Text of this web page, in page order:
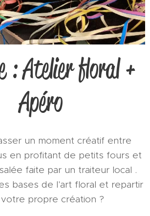
: Atelier floral +
Apéro
un moment créatif entre
en profitant de petits fours et
faite par un traiteur local .
bases de l'art floral et repartir
propre création ?